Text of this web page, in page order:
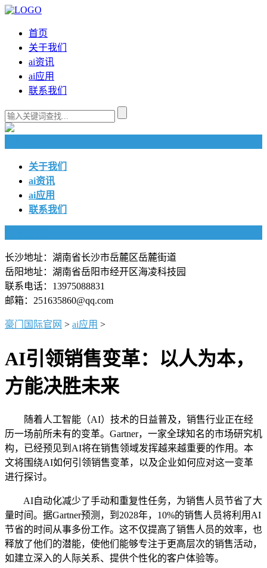
首页
关于我们
ai资讯
ai应用
联系我们
关于我们
ai资讯
ai应用
联系我们
长沙地址：湖南省长沙市岳麓区岳麓街道
岳阳地址：湖南省岳阳市经开区海凌科技园
联系电话：13975088831
邮箱：251635860@qq.com
豪门国际官网 > ai应用 >
AI引领销售变革：以人为本，
方能决胜未来
随着人工智能（AI）技术的日益普及，销售行业正在经
历一场前所未有的变革。Gartner，一家全球知名的市场研究机
构，已经预见到AI将在销售领域发挥越来越重要的作用。本
文将围绕AI如何引领销售变革，以及企业如何应对这一变革
进行探讨。
AI自动化减少了手动和重复性任务，为销售人员节省了大
量时间。据Gartner预测，到2028年，10%的销售人员将利用AI
节省的时间从事多份工作。这不仅提高了销售人员的效率，也
释放了他们的潜能，使他们能够专注于更高层次的销售活动，
如建立深入的人际关系、提供个性化的客户体验等。